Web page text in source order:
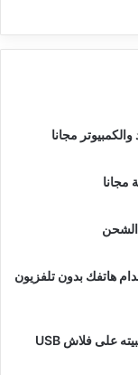
مجانا
هاتفك بدون تلفزيون
تحميل نسخة MacOS Sierra برابط مباشر و تثبيته على فلاش USB